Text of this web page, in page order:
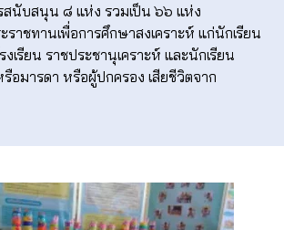
นับสนุน ๘ แห่ง รวมเป็น ๖๖ แห่ง
าชทานเพื่อการศึกษาสงเคราะห์ แก่นักเรียน
งเรียน ราชประชานุเคราะห์ และนักเรียน
อมารดา หรือผู้ปกครอง เสียชีวิตจาก